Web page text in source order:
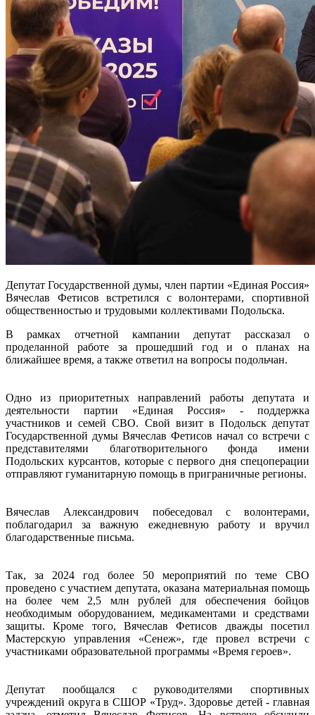
Депутат Государственной думы, член партии «Единая Россия»
Вячеслав Фетисов встретился с волонтерами, спортивной
общественностью и трудовыми коллективами Подольска.
В рамках отчетной кампании депутат рассказал о
проделанной работе за прошедший год и о планах на
ближайшее время, а также ответил на вопросы подольчан.
Одно из приоритетных направлений работы депутата и
деятельности партии «Единая Россия» - поддержка
участников и семей СВО. Свой визит в Подольск депутат
Государственной думы Вячеслав Фетисов начал со встречи с
представителями благотворительного фонда имени
Подольских курсантов, которые с первого дня спецоперации
отправляют гуманитарную помощь в приграничные регионы.
Вячеслав Александрович побеседовал с волонтерами,
поблагодарил за важную ежедневную работу и вручил
благодарственные письма.
Так, за 2024 год более 50 мероприятий по теме СВО
проведено с участием депутата, оказана материальная помощь
на более чем 2,5 млн рублей для обеспечения бойцов
необходимым оборудованием, медикаментами и средствами
защиты. Кроме того, Вячеслав Фетисов дважды посетил
Мастерскую управления «Сенеж», где провел встречи с
участниками образовательной программы «Время героев».
Депутат пообщался с руководителями спортивных
учреждений округа в СШОР «Труд». Здоровье детей - главная